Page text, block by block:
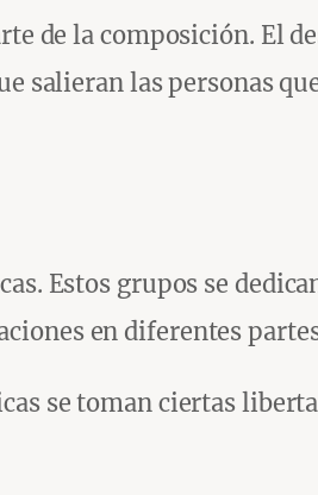
de la composición. El
salieran las personas
Estos grupos se
en diferentes
se toman ciertas